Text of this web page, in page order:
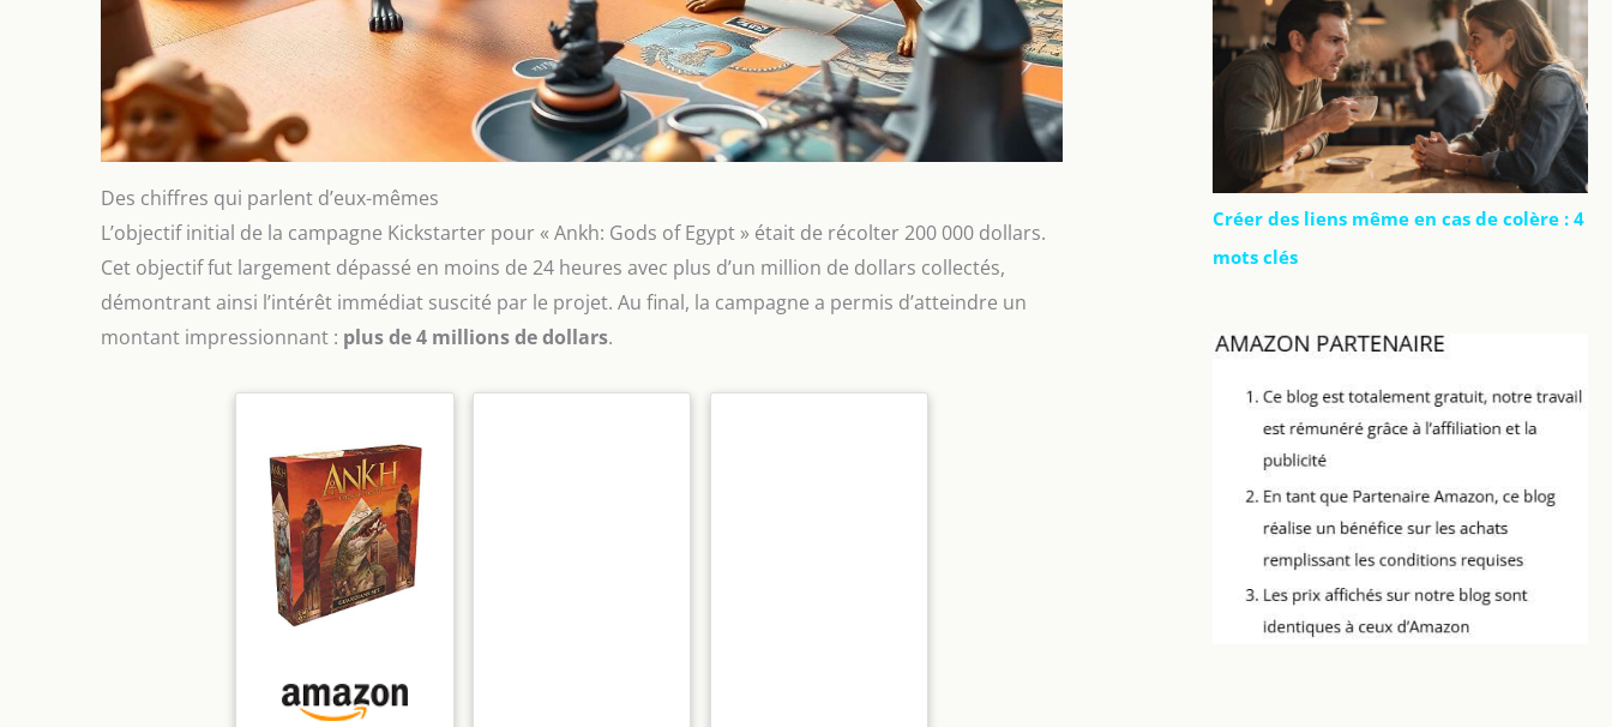
Des chiffres qui parlent d’eux-mêmes
L’objectif initial de la campagne Kickstarter pour « Ankh: Gods of Egypt » était de récolter 200 000 dollars.
Cet objectif fut largement dépassé en moins de 24 heures avec plus d’un million de dollars collectés,
démontrant ainsi l’intérêt immédiat suscité par le projet. Au final, la campagne a permis d’atteindre un
montant impressionnant : plus de 4 millions de dollars.
Créer des liens même en cas de colère : 4
mots clés